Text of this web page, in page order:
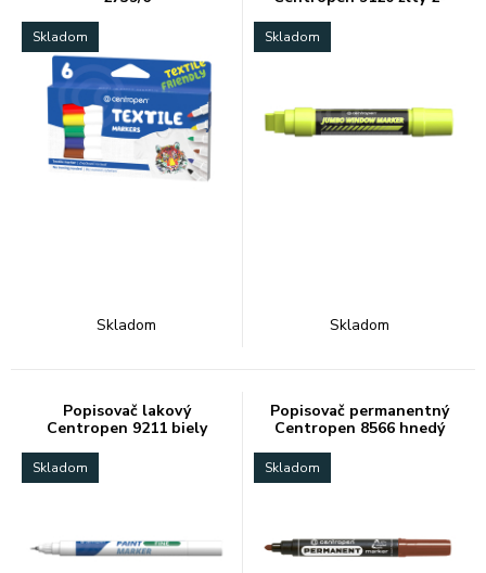
Skladom
Skladom
Skladom
Skladom
Popisovač lakový
Centropen 9211 biely
Skladom
Popisovač permanentný
Centropen 8566 hnedý
Skladom